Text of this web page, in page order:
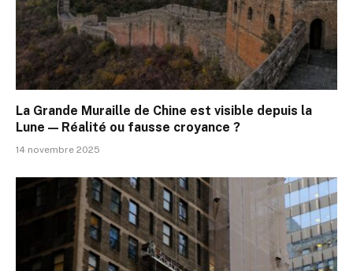
La Grande Muraille de Chine est visible depuis la
Lune — Réalité ou fausse croyance ?
14 novembre 2025